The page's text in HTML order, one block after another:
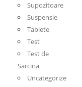
Supozitoare
Suspensie
Tablete
Test
Test de
Sarcina
Uncategorize